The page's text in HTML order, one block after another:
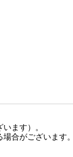
ます）。
合がございます。